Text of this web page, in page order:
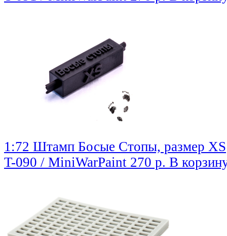
1:72 Штамп Босые Стопы, размер ХS
T-090 / MiniWarPaint 270 р. В